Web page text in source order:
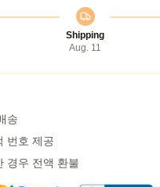
Shipping
Aug. 11
송
번호 제공
경우 전액 환불